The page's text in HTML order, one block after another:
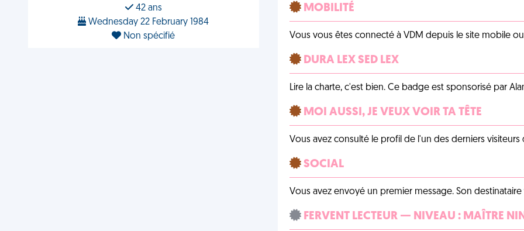
42 ans
Wednesday 22 February 1984
Non spécifié
MOBILITÉ
Vous vous êtes connecté à VDM depuis le site mobile
DURA LEX SED LEX
Lire la charte, c'est bien. Ce badge est sponsorisé par
MOI AUSSI, JE VEUX VOIR TA TÊTE
Vous avez consulté le profil de l'un des derniers
SOCIAL
Vous avez envoyé un premier message. Son
FERVENT LECTEUR — NIVEAU : MAÎTRE